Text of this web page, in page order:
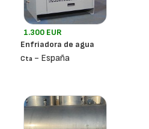
1.300 EUR
Enfriadora de agua
Cta - España